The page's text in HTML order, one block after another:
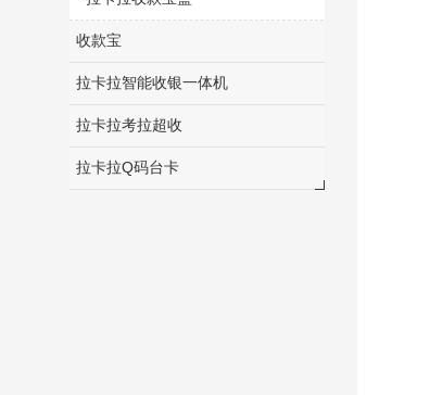
收款宝
拉卡拉智能收银一体机
拉卡拉考拉超收
拉卡拉Q码台卡